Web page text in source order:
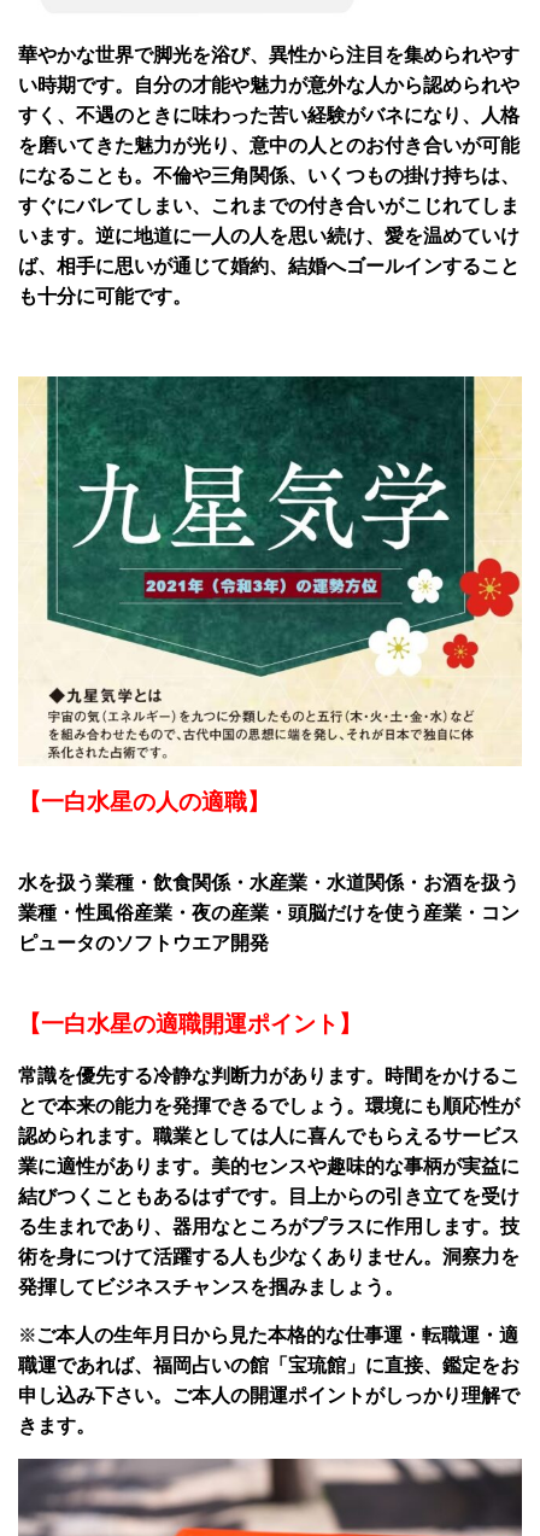
華やかな世界で脚光を浴び、異性から注目を集められやす
い時期です。自分の才能や魅力が意外な人から認められや
すく、不遇のときに味わった苦い経験がバネになり、人格
を磨いてきた魅力が光り、意中の人とのお付き合いが可能
になることも。不倫や三角関係、いくつもの掛け持ちは、
すぐにバレてしまい、これまでの付き合いがこじれてしま
います。逆に地道に一人の人を思い続け、愛を温めていけ
ば、相手に思いが通じて婚約、結婚へゴールインすること
も十分に可能です。
【一白水星の人の適職】
水を扱う業種・飲食関係・水産業・水道関係・お酒を扱う
業種・性風俗産業・夜の産業・頭脳だけを使う産業・コン
ピュータのソフトウエア開発
【一白水星の適職開運ポイント】
常識を優先する冷静な判断力があります。時間をかけるこ
とで本来の能力を発揮できるでしょう。環境にも順応性が
認められます。職業としては人に喜んでもらえるサービス
業に適性があります。美的センスや趣味的な事柄が実益に
結びつくこともあるはずです。目上からの引き立てを受け
る生まれであり、器用なところがプラスに作用します。技
術を身につけて活躍する人も少なくありません。洞察力を
発揮してビジネスチャンスを掴みましょう。
※ご本人の生年月日から見た本格的な仕事運・転職運・適
職運であれば、福岡占いの館「宝琉館」に直接、 鑑定をお
申し込み下さい。ご本人の開運ポイントがしっかり理解で
きます。